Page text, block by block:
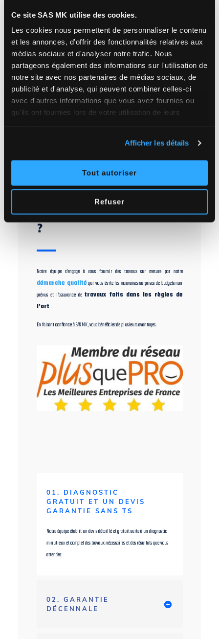
Ce site SAS MK utilise des cookies.
Les cookies nous permettent de personnaliser le contenu
et les annonces, d'offrir des fonctionnalités relatives aux
médias sociaux et d'analyser notre trafic. Nous
partageons également des informations sur l'utilisation de
notre site avec nos partenaires de médias sociaux, de
publicité et d'analyse, qui peuvent combiner celles-ci
avec d'autres informations que vous avez fournies ou
qu'ils ont fournies lors de votre utilisation de leurs
Afficher les détails
Tout autoriser
Refuser
7 000
MÈTRES LINÉAIRES DE GOUTTIÈRES POSÉES /
8 000
Pourquoichoisir SAS MK
?
Notre équipe s’engage à vous fournir des travaux sur mesure par notre
démarche qualitéqui vous évite les mauvaises surprises de budgets non
prévus et l’assurance detravaux faits dans les règles de
l’art.
En faisant confiance à SAS MK, vous bénéficiez de plusieurs avantages.
01. DIAGNOSTIC
GRATUIT ET UN DEVIS
GARANTIE SANS TS
Notre équipe établit un devis détaillé et gratuit suite à un diagnostic
minutieux et complet des travaux nécessaires et des résultats que vous
attendez.
02. GARANTIE
DÉCENNALE